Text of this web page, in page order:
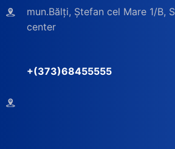
mun.Bălți, Ștefan cel Mare 1/B,
center
+(373)68455555